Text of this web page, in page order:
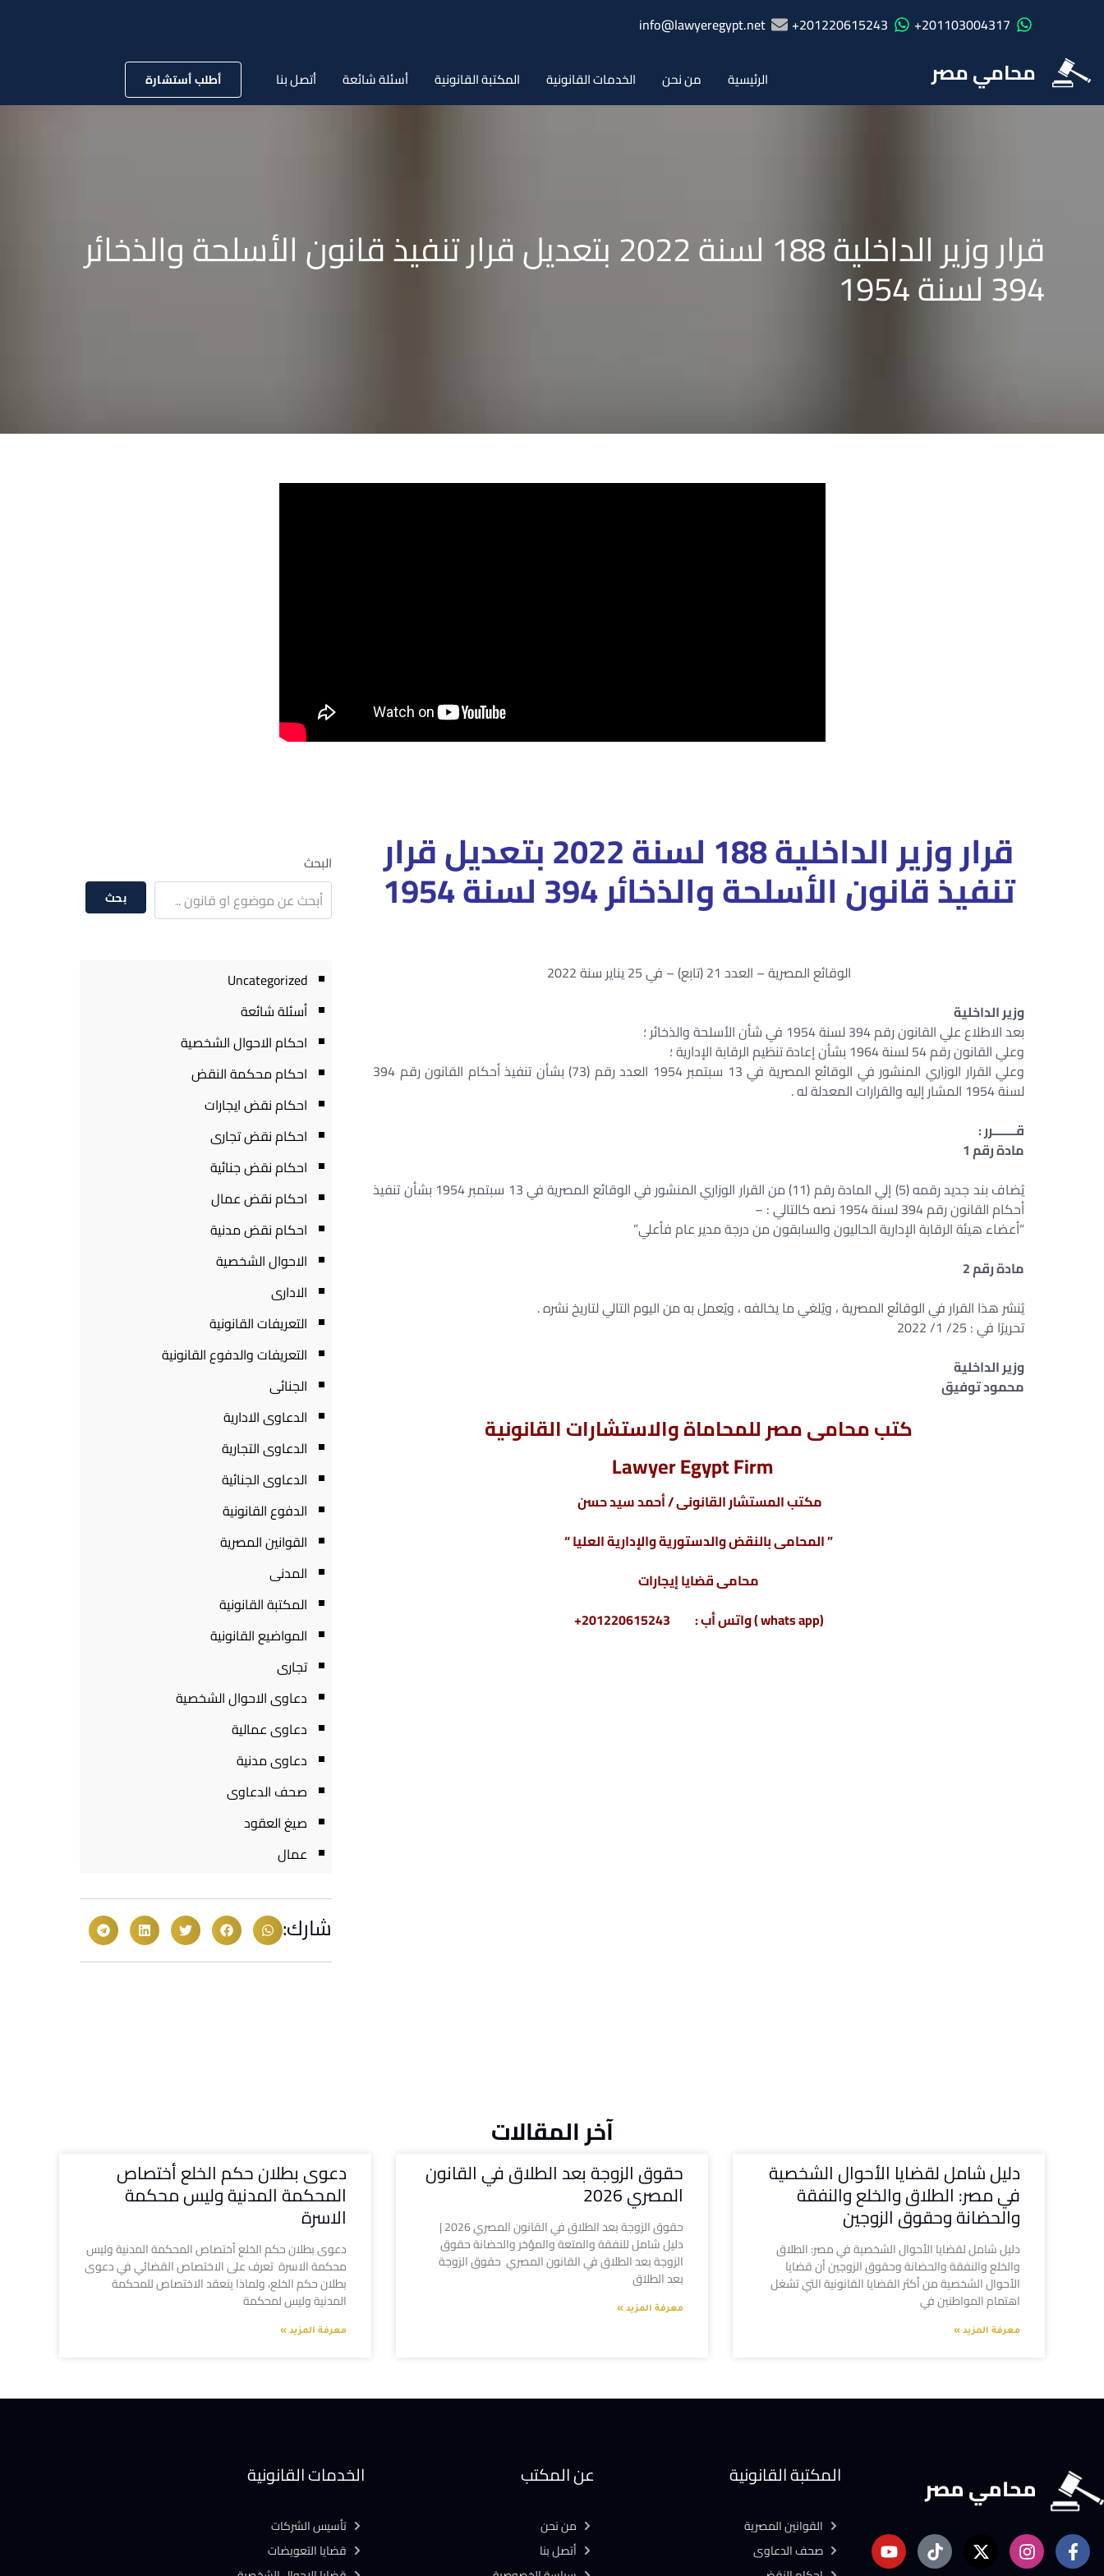
201103004317+
201220615243+
info@lawyeregypt.net
محامي مصر الرئيسية من نحن الخدمات القانونية المكتبة القانونية أسئلة شائعة أتصل بنا أطلب أستشارة
قرار وزير الداخلية 188 لسنة 2022 بتعديل قرار تنفيذ قانون الأسلحة والذخائر
394 لسنة 1954
قرار وزير الداخلية 188 لسنة 2022 بتعديل قرار
تنفيذ قانون الأسلحة والذخائر 394 لسنة 1954
الوقائع المصرية – العدد 21 (تابع) – في 25 يناير سنة 2022
وزير الداخلية
بعد الاطلاع علي القانون رقم 394 لسنة 1954 في شأن الأسلحة والذخائر ؛
وعلي القانون رقم 54 لسنة 1964 بشأن إعادة تنظيم الرقابة الإدارية ؛
وعلي القرار الوزاري المنشور في الوقائع المصرية في 13 سبتمبر 1954 العدد رقم (73) بشأن تنفيذ أحكام القانون رقم 394
لسنة 1954 المشار إليه والقرارات المعدلة له .
قـــــــرر :
مادة رقم 1
يُضاف بند جديد رقمه (5) إلي المادة رقم (11) من القرار الوزاري المنشور في الوقائع المصرية في 13 سبتمبر 1954 بشأن تنفيذ
أحكام القانون رقم 394 لسنة 1954 نصه كالتالي : –
“أعضاء هيئة الرقابة الإدارية الحاليون والسابقون من درجة مدير عام فأعلي”
مادة رقم 2
يُنشر هذا القرار في الوقائع المصرية ، ويُلغي ما يخالفه ، ويُعمل به من اليوم التالي لتاريخ نشره .
تحريرًا في : 25/ 1/ 2022
وزير الداخلية
محمود توفيق
كتب محامى مصر للمحاماة والاستشارات القانونية
مكتب المستشار القانونى / أحمد سيد حسن
” المحامى بالنقض والدستورية والإدارية العليا “
محامى قضايا إيجارات
(whats app ) واتس أب : 201220615243+
البحث
بحث
Uncategorized
أسئلة شائعة
احكام الاحوال الشخصية
احكام محكمة النقض
احكام نقض ايجارات
احكام نقض تجارى
احكام نقض جنائية
احكام نقض عمال
احكام نقض مدنية
الاحوال الشخصية
الادارى
التعريفات القانونية
التعريفات والدفوع القانونية
الجنائى
الدعاوى الادارية
الدعاوى التجارية
الدعاوى الجنائية
الدفوع القانونية
القوانين المصرية
المدنى
المكتبة القانونية
المواضيع القانونية
تجارى
دعاوى الاحوال الشخصية
دعاوى عمالية
دعاوى مدنية
صحف الدعاوى
صيغ العقود
عمال
شارك:
آخر المقالات
دليل شامل لقضايا الأحوال الشخصية
في مصر: الطلاق والخلع والنفقة
والحضانة وحقوق الزوجين
دليل شامل لقضايا الأحوال الشخصية في مصر: الطلاق
والخلع والنفقة والحضانة وحقوق الزوجين أن قضايا
الأحوال الشخصية من أكثر القضايا القانونية التي تشغل
اهتمام المواطنين في
معرفة المزيد »
حقوق الزوجة بعد الطلاق في القانون
المصري 2026
حقوق الزوجة بعد الطلاق في القانون المصري 2026 |
دليل شامل للنفقة والمتعة والمؤخر والحضانة حقوق
الزوجة بعد الطلاق في القانون المصري حقوق الزوجة
بعد الطلاق
معرفة المزيد »
دعوى بطلان حكم الخلع أختصاص
المحكمة المدنية وليس محكمة
الاسرة
دعوى بطلان حكم الخلع أختصاص المحكمة المدنية وليس
محكمة الاسرة تعرف على الاختصاص القضائي في دعوى
بطلان حكم الخلع، ولماذا ينعقد الاختصاص للمحكمة
المدنية وليس لمحكمة
معرفة المزيد »
محامي مصر المكتبة القانونية
القوانين المصرية
صحف الدعاوى
عن المكتب
من نحن
أتصل بنا
الخدمات القانونية
تأسيس الشركات
قضايا التعويضات